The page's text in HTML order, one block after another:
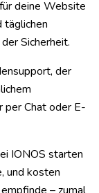
deine Website
täglichen
Sicherheit.
der
per Chat oder E-
IONOS starten
und kosten